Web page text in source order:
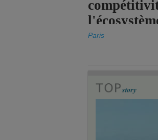
de l'État.
Paris